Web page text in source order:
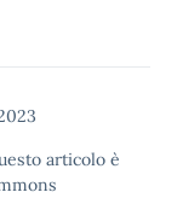
articolo è